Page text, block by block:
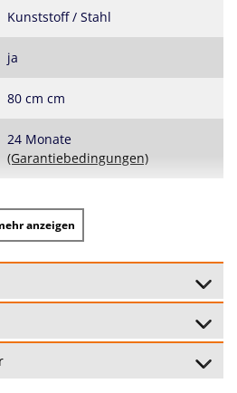
Kunststoff / Stahl
ja
80 cm cm
24 Monate
(Garantiebedingungen)
anzeigen